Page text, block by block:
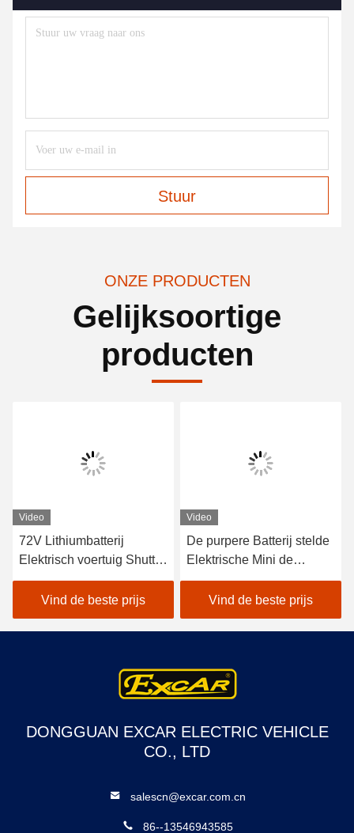
Stuur
ONZE PRODUCTEN
Gelijksoortige
producten
Video
72V Lithiumbatterij
Elektrisch voertuig Shuttle
Bus 18 Passagiers Open
bussen voor sightseeing
Vind de beste prijs
Video
De purpere Batterij stelde
Elektrische Mini de
Clubauto 4 van de
Golfauto 48V Seater in
werking
Vind de beste prijs
DONGGUAN EXCAR ELECTRIC VEHICLE
CO., LTD
salescn@excar.com.cn
86--13546943585